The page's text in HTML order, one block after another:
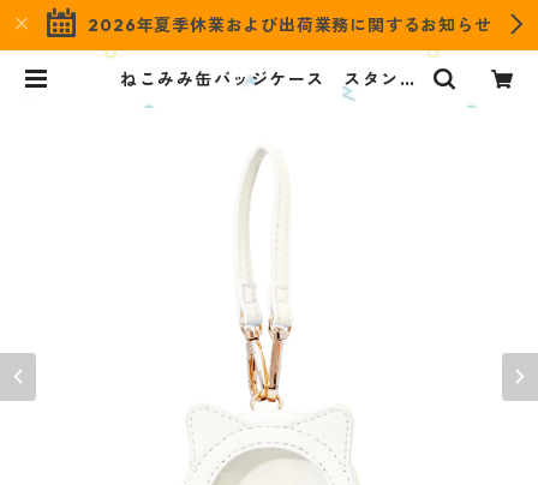
2026年夏季休業および出荷業務に関するお知らせ
ねこみみ缶バッジケース スタンダ
ードカラー ホワイト ONCS-S-